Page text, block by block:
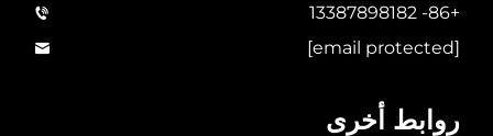
+86- 13387898182
[email protected]
روابط أخرى